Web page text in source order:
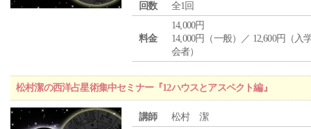
回数
全1回
料金
14,000円
14,000円（一般）／ 12,600円（入
会者）
松村潔の西洋占星術集中セミナー『12ハウスとアスペクト編』
講師 松村 潔